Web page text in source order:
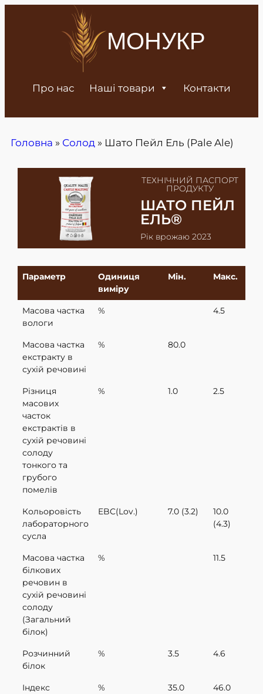
МОНУКР
Про нас Наші товари Контакти
Головна » Солод » Шато Пейл Ель (Pale Ale)
ТЕХНІЧНИЙ ПАСПОРТ
ПРОДУКТУ
ШАТО ПЕЙЛ
EЛЬ®
Рік врожаю 2023
Параметр
Одиниця
виміру
Мiн. Макс.
Mасова частка
вологи
% 4.5
Масова частка
екстракту в
сухій речовині
% 80.0
Різниця
масових
часток
екстрактів в
сухій речовині
солоду
тонкого та
грубого
помелів
% 1.0 2.5
Кольоровість
лабораторного
сусла
EBC(Lov.) 7.0 (3.2)
10.0
(4.3)
Масова частка
білкових
речовин в
сухій речовині
солоду
(Загальний
білок)
% 11.5
Розчинний
білок
% 3.5 4.6
Індекс
% 35.0 46.0